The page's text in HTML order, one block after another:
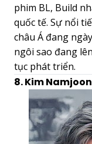
phim BL, Build
quốc tế. Sự nổi
châu Á đang
ngôi sao đang
tục phát triển.
8. Kim